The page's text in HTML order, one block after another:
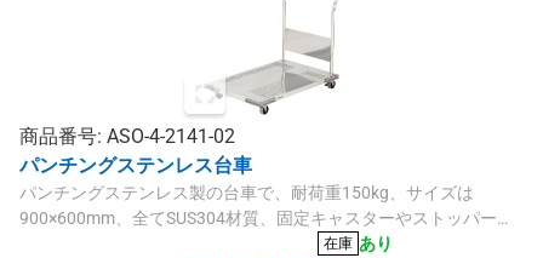
商品番号: ASO-4-2141-02
パンチングステンレス台車
パンチングステンレス製の台車で、耐荷重150kg、サイズは
900×600mm、全てSUS304材質、固定キャスターやストッパー付
きで清潔なクリーンルーム環境に適しています。
在庫 あり